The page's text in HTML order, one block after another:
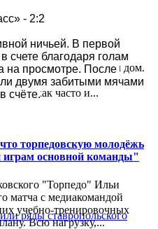
«Машук-КМВ» потерял дом.
базы, где жили
как часто и...
торпедовскую молодёжь
основной команды"
"Торпедо" Ильи
матча с медиакомандой
учебно-тренировочных
Всю нагрузку,...
- 2:2
ничьей. В первой
счете благодаря голам
на просмотре. После
двумя забитыми мячами
счёте.
ряды ставропольского